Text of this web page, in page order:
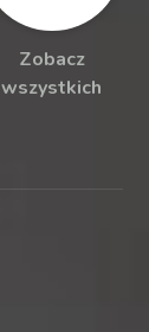
Zobacz
wszystkich